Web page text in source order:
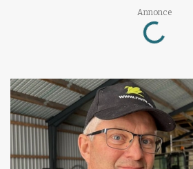
Annonce
Loading...